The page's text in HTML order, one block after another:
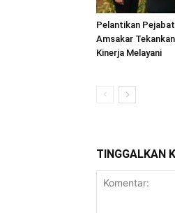
Pelantikan
Amsakar
Kinerja Melayani
TINGGALKAN